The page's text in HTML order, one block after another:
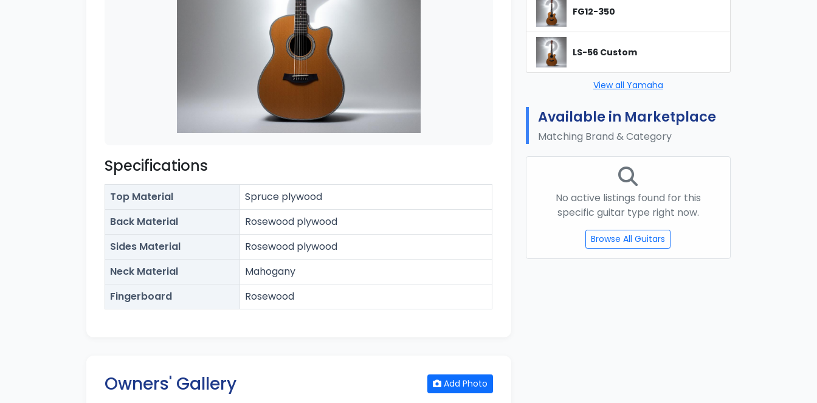
Specifications
Top Material
Spruce plywood
Back Material
Rosewood plywood
Sides Material
Rosewood plywood
Neck Material
Mahogany
Fingerboard
Rosewood
Owners' Gallery Add Photo
FG12-350
LS-56 Custom
View all Yamaha
Available in Marketplace
Matching Brand & Category
No active listings found for this
specific guitar type right now.
Browse All Guitars